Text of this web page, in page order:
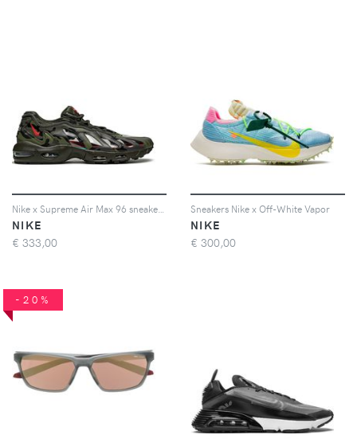
NIKE
€ 333,00
Sneakers Nike x Off-White Vapor
NIKE
€ 300,00
-20%